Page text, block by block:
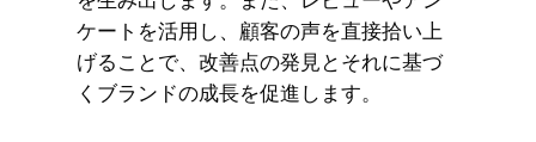
ケートを活用し、顧客の声を直接拾い上
げることで、改善点の発見とそれに基づ
くブランドの成長を促進します。